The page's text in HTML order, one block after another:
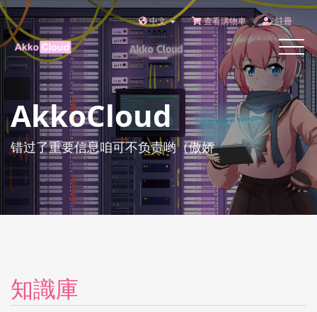
中文 查看購物車 註冊
Toggle
AkkoCloud
错过了重要信息咱可不负责哟（傲娇
知識庫